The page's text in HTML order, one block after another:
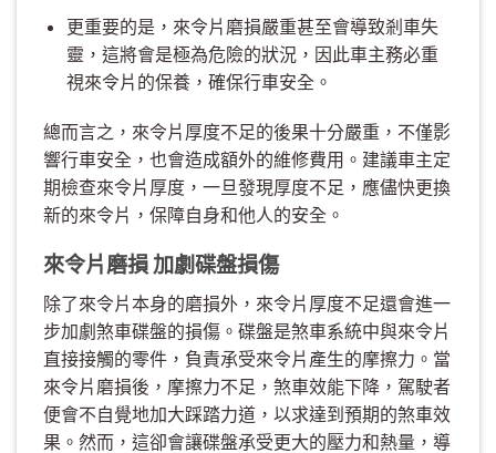
更重要的是，來令片磨損嚴重甚至會導致剎車失
靈，這將會是極為危險的狀況，因此車主務必重
視來令片的保養，確保行車安全。
總而言之，來令片厚度不足的後果十分嚴重，不僅影
響行車安全，也會造成額外的維修費用。建議車主定
期檢查來令片厚度，一旦發現厚度不足，應儘快更換
新的來令片，保障自身和他人的安全。
來令片磨損 加劇碟盤損傷
除了來令片本身的磨損外，來令片厚度不足還會進一
步加劇煞車碟盤的損傷。碟盤是煞車系統中與來令片
直接接觸的零件，負責承受來令片產生的摩擦力。當
來令片磨損後，摩擦力不足，煞車效能下降，駕駛者
便會不自覺地加大踩踏力道，以求達到預期的煞車效
果。然而，這卻會讓碟盤承受更大的壓力和熱量，導